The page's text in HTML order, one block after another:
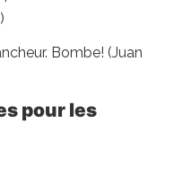
Bombe! (Juan
pour les